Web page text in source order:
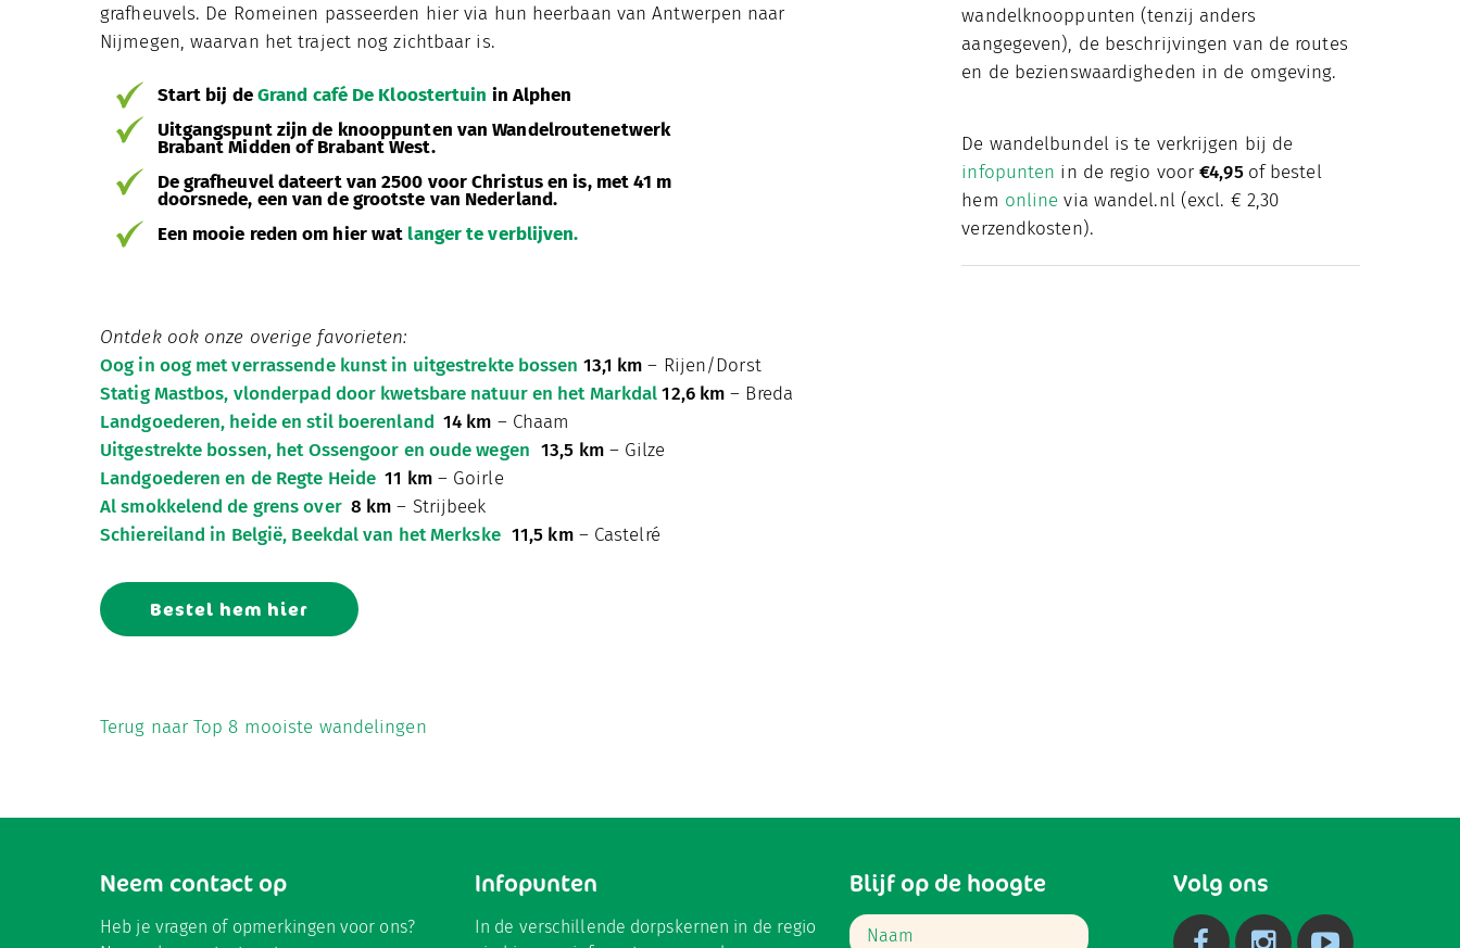
grafheuvels. De Romeinen passeerden hier via hun heerbaan van Antwerpen naar
Nijmegen, waarvan het traject nog zichtbaar is.
Start bij deGrand café De Kloostertuin in Alphen
Uitgangspunt zijn de knooppunten van Wandelroutenetwerk
Brabant Midden of Brabant West.
De grafheuvel dateert van 2500 voor Christus en is, met 41 m
doorsnede, een van de grootste van Nederland.
Een mooie reden om hier wat langer te verblijven.
Ontdek ook onze overige favorieten:
Oog in oog met verrassende kunst in uitgestrekte bossen 13,1 km – Rijen/Dorst
Statig Mastbos, vlonderpad door kwetsbare natuur en het Markdal12,6 km – Breda
Landgoederen, heide en stil boerenland 14 km – Chaam
Uitgestrekte bossen, het Ossengoor en oude wegen 13,5 km– Gilze
Landgoederen en de Regte Heide 11 km– Goirle
Al smokkelend de grens over8 km – Strijbeek
Schiereiland in België, Beekdal van het Merkske 11,5 km– Castelré
Bestel hem hier
Terug naar Top 8 mooiste wandelingen
wandelknooppunten (tenzij anders
aangegeven), de beschrijvingen van de routes
en de bezienswaardigheden in de omgeving.
De wandelbundel is te verkrijgen bij de
infopunten in de regio voor€4,95 of bestel
hem online via wandel.nl (excl. € 2,30
verzendkosten).
Neem contact op
Heb je vragen of opmerkingen voor ons?
Infopunten
In de verschillende dorpskernen in de regio
Blijf op de hoogte Volg ons